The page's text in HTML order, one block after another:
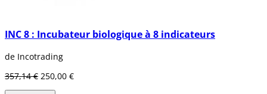
INC 8 : Incubateur biologique à 8 indicateurs
de Incotrading
357,14 € 250,00 €